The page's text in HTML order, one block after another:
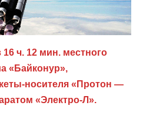
ч. 12 мин. местного
«Байконур»,
носителя «Протон —
«Электро-Л».